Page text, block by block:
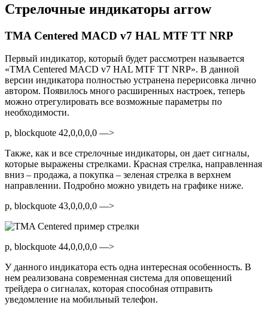
Стрелочные индикаторы arrow
TMA Centered MACD v7 HAL MTF TT NRP
Первый индикатор, который будет рассмотрен называется
«TMA Centered MACD v7 HAL MTF TT NRP». В данной
версии индикатора полностью устранена перерисовка лично
автором. Появилось много расширенных настроек, теперь
можно отрегулировать все возможные параметры по
необходимости.
p, blockquote 42,0,0,0,0 —>
Также, как и все стрелочные индикаторы, он дает сигналы,
которые выражены стрелками. Красная стрелка, направленная
вниз – продажа, а покупка – зеленая стрелка в верхнем
направлении. Подробно можно увидеть на графике ниже.
p, blockquote 43,0,0,0,0 —>
p, blockquote 44,0,0,0,0 —>
У данного индикатора есть одна интересная особенность. В
нем реализована современная система для оповещений
трейдера о сигналах, которая способная отправить
уведомление на мобильный телефон.